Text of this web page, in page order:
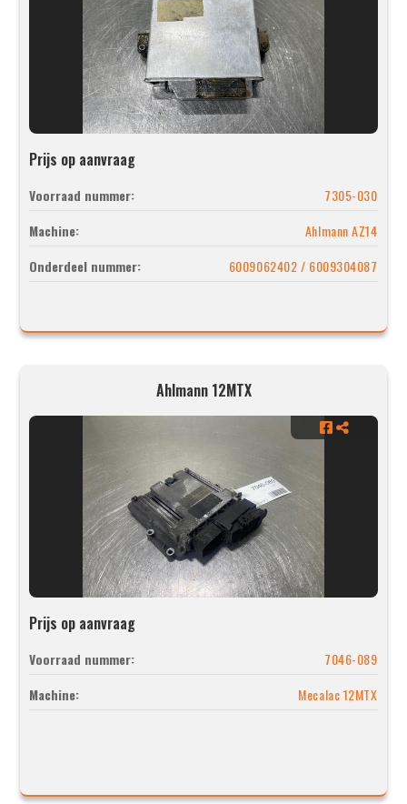
Prijs op aanvraag
Voorraad nummer:
7305-030
Machine:
Ahlmann AZ14
Onderdeel nummer:
6009062402 / 6009304087
Ahlmann 12MTX
Prijs op aanvraag
Voorraad nummer:
7046-089
Machine:
Mecalac 12MTX